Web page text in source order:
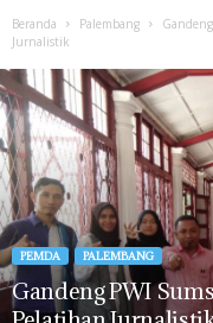
Beranda Palembang
Jurnalistik
PEMDA PALEMBANG
Gandeng PWI